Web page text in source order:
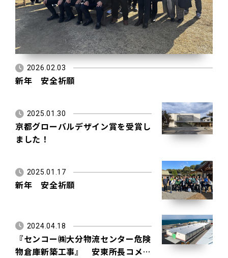
2026.02.03
新年 安全祈願
2025.01.30
京都グローバルデザイン賞を受賞し
ました！
2025.01.17
新年 安全祈願
2024.04.18
『センコー㈱大分物流センター危険
物倉庫新築工事』 安東所長コメン